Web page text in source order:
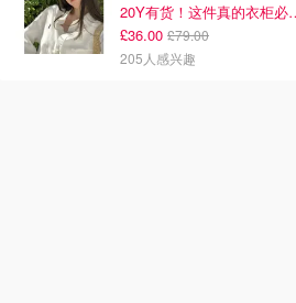
20Y有货！这
£36.00 £79.00
205人感兴趣